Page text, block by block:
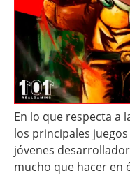
En lo que respecta a
los principales
jóvenes
mucho que hacer en